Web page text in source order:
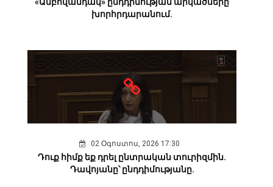
խորհրդարանում.
02 Օգոստոս, 2026 17:30
Դուք հիմք եք դրել ընտրական տուրիզմին.
Դավոյանը՝ ընդդիմությանը.